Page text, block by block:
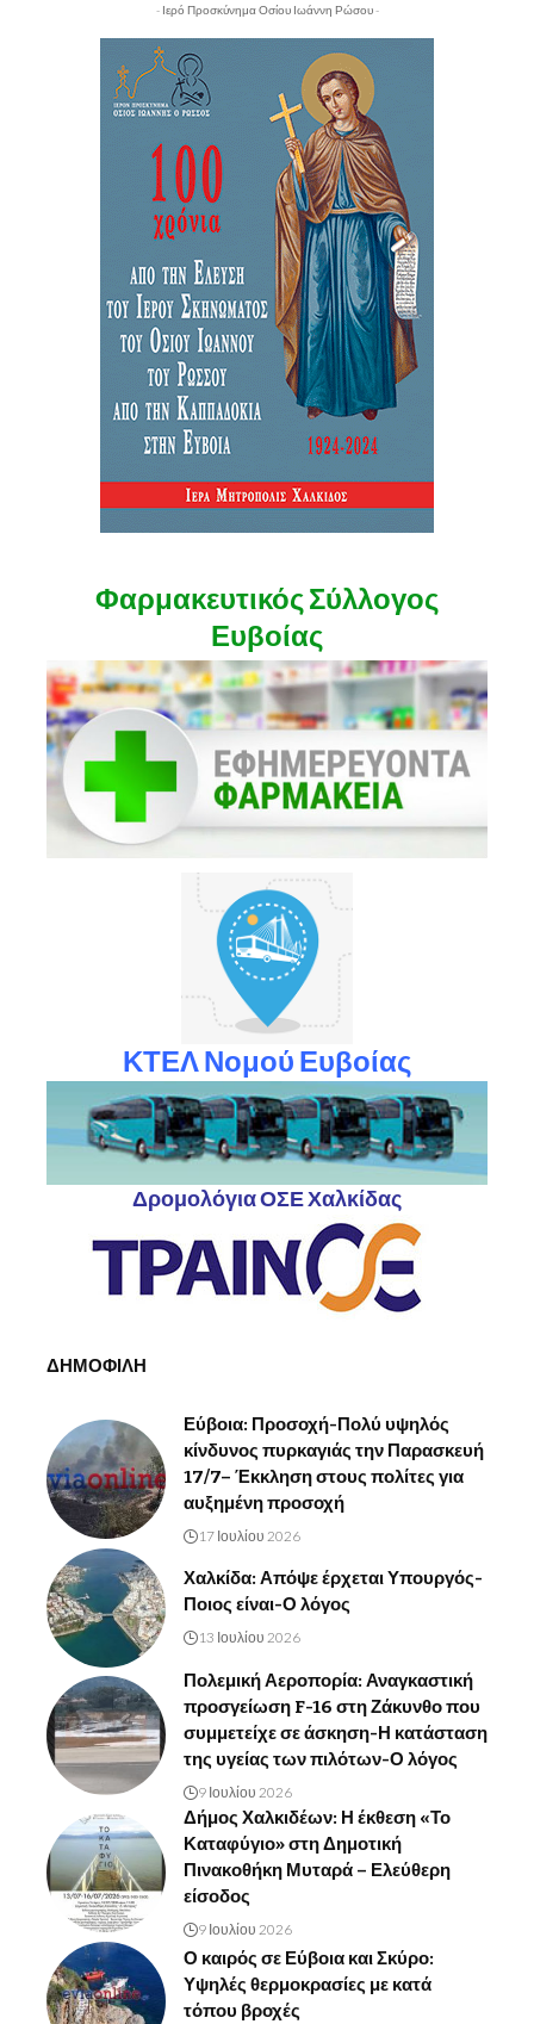
- Ιερό Προσκύνημα Οσίου Ιωάννη Ρώσου -
Φαρμακευτικός Σύλλογος
Ευβοίας
ΚΤΕΛ Νομού Ευβοίας
Δρομολόγια ΟΣΕ Χαλκίδας
ΔΗΜΟΦΙΛΗ
Εύβοια: Προσοχή-Πολύ υψηλός
κίνδυνος πυρκαγιάς την Παρασκευή
17/7– Έκκληση στους πολίτες για
αυξημένη προσοχή
17 Ιουλίου 2026
Χαλκίδα: Απόψε έρχεται Υπουργός-
Ποιος είναι-Ο λόγος
13 Ιουλίου 2026
Πολεμική Αεροπορία: Αναγκαστική
προσγείωση F-16 στη Ζάκυνθο που
συμμετείχε σε άσκηση-Η κατάσταση
της υγείας των πιλότων-Ο λόγος
9 Ιουλίου 2026
Δήμος Χαλκιδέων: Η έκθεση «Το
Καταφύγιο» στη Δημοτική
Πινακοθήκη Μυταρά – Ελεύθερη
είσοδος
9 Ιουλίου 2026
Ο καιρός σε Εύβοια και Σκύρο:
Υψηλές θερμοκρασίες με κατά
τόπου βροχές